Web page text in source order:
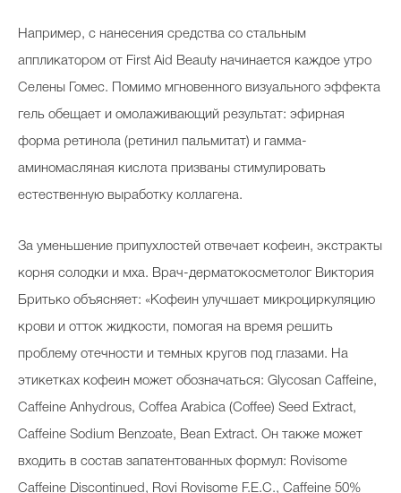
Например, с нанесения средства со стальным
аппликатором от First Aid Beauty начинается каждое утро
Селены Гомес. Помимо мгновенного визуального эффекта
гель обещает и омолаживающий результат: эфирная
форма ретинола (ретинил пальмитат) и гамма-
аминомасляная кислота призваны стимулировать
естественную выработку коллагена.
За уменьшение припухлостей отвечает кофеин, экстракты
корня солодки и мха. Врач-дерматокосметолог Виктория
Бритько объясняет: «Кофеин улучшает микроциркуляцию
крови и отток жидкости, помогая на время решить
проблему отечности и темных кругов под глазами. На
этикетках кофеин может обозначаться: Glycosan Caffeine,
Caffeine Anhydrous, Coffea Arabica (Coffee) Seed Extract,
Caffeine Sodium Benzoate, Bean Extract. Он также может
входить в состав запатентованных формул: Rovisome
Caffeine Discontinued, Rovi Rovisome F.E.C., Caffeine 50%